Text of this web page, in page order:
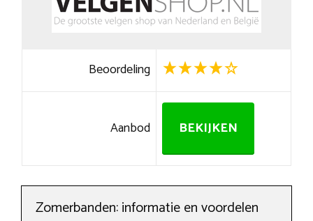
Beoordeling
Aanbod BEKIJKEN
Zomerbanden: informatie en voordelen